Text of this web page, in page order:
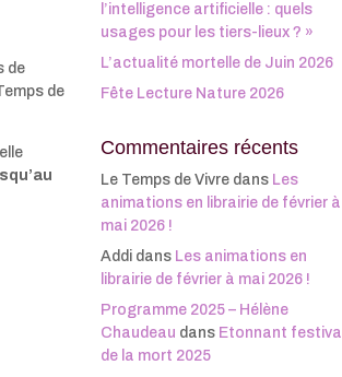
de
de
l’intelligence artificielle : quels
usages pour les tiers-lieux ? »
L’actualité mortelle de Juin 2026
Fête Lecture Nature 2026
Commentaires récents
Le Temps de Vivredans Les
animations en librairie de février à
mai 2026 !
Addidans Les animations en
librairie de février à mai 2026 !
Programme 2025 – Hélène
Chaudeau dans Etonnant festival
de la mort 2025